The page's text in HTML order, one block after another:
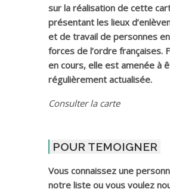
sur la réalisation de cette
présentant les lieux
et de travail de personnes
forces de l’ordre françaises.
en cours, elle est amenée à
régulièrement actualisée.
Consulter la carte
POUR TEMOIGNER
Vous connaissez une
notre liste ou vous voulez